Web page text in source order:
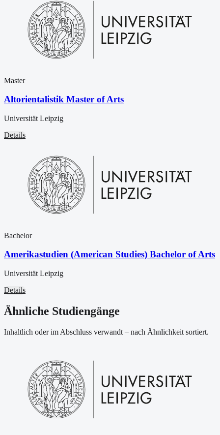
Master
Altorientalistik Master of Arts
Universität Leipzig
Details
Bachelor
Amerikastudien (American Studies) Bachelor of Arts
Universität Leipzig
Details
Ähnliche Studiengänge
Inhaltlich oder im Abschluss verwandt – nach Ähnlichkeit sortiert.